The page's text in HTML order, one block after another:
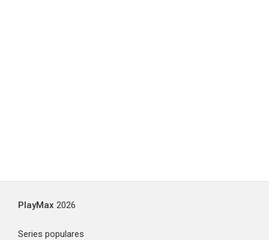
PlayMax 2026
Series populares